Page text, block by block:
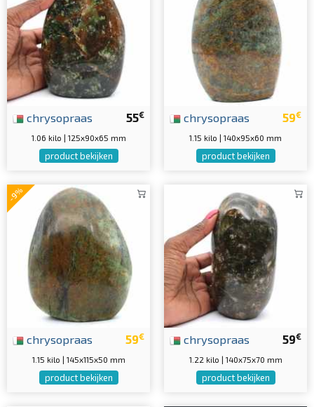
55€
chrysopraas
1.06 kilo | 125x90x65 mm
product bekijken
59€
chrysopraas
1.15 kilo | 140x95x60 mm
product bekijken
-9%
59€
chrysopraas
1.15 kilo | 145x115x50 mm
product bekijken
59€
chrysopraas
1.22 kilo | 140x75x70 mm
product bekijken